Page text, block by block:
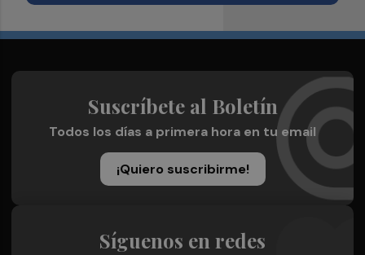
Suscríbete al Boletín
Todos los días a primera hora en tu email
¡Quiero suscribirme!
Síguenos en redes